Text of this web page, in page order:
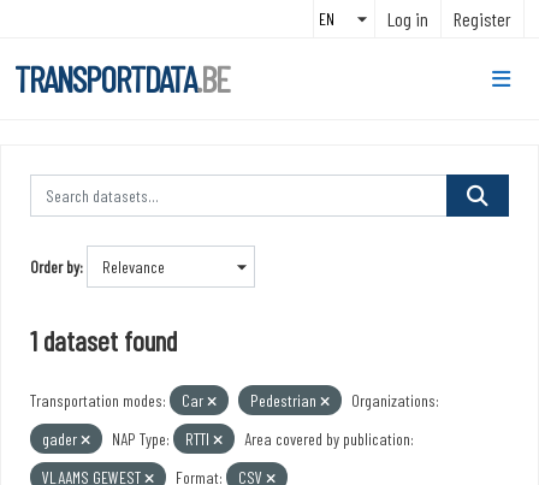
Log in Register
TRANSPORTDATA.BE
Order by
1 dataset found
Transportation modes: Car Pedestrian
Organizations:
gader
NAP Type: RTTI
Area covered by publication:
VLAAMS GEWEST
Format:
CSV